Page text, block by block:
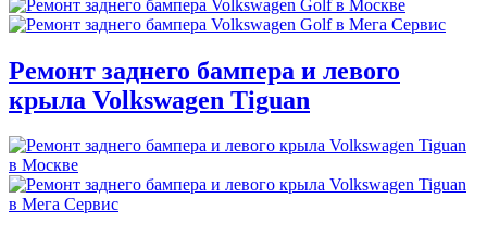
Ремонт заднего бампера и левого
крыла Volkswagen Tiguan